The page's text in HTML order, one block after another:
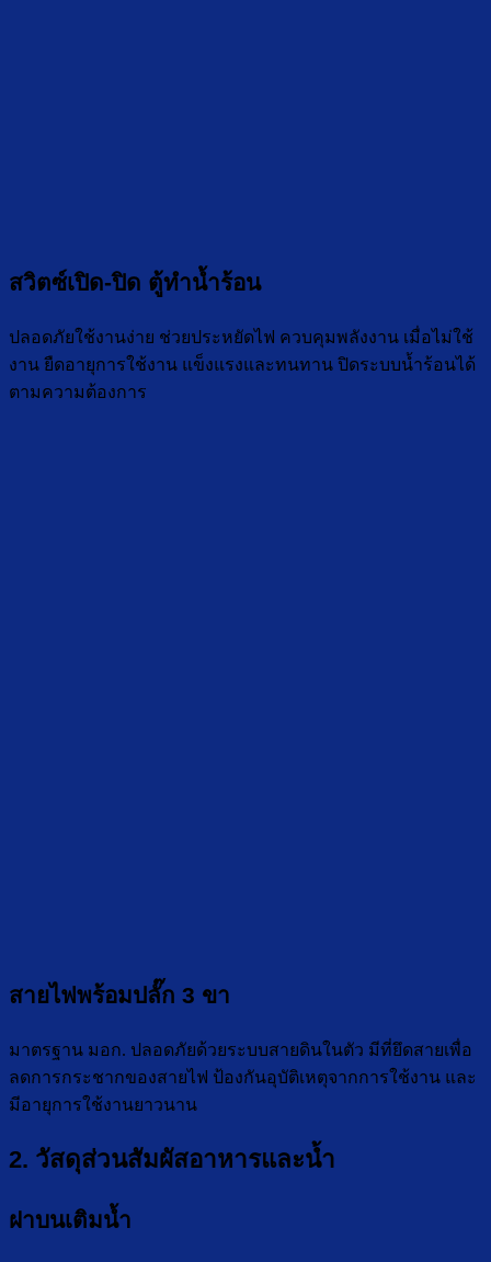
สวิตซ์เปิด-ปิด ตู้ทำน้ำร้อน
ปลอดภัยใช้งานง่าย ช่วยประหยัดไฟ ควบคุมพลังงาน เมื่อไม่ใช้
งาน ยืดอายุการใช้งาน แข็งแรงและทนทาน ปิดระบบน้ำร้อนได้
ตามความต้องการ
สายไฟพร้อมปลั๊ก 3 ขา
มาตรฐาน มอก. ปลอดภัยด้วยระบบสายดินในตัว มีที่ยึดสายเพื่อ
ลดการกระชากของสายไฟ ป้องกันอุบัติเหตุจากการใช้งาน และ
มีอายุการใช้งานยาวนาน
2. วัสดุส่วนสัมผัสอาหารและน้ำ
ฝาบนเติมน้ำ